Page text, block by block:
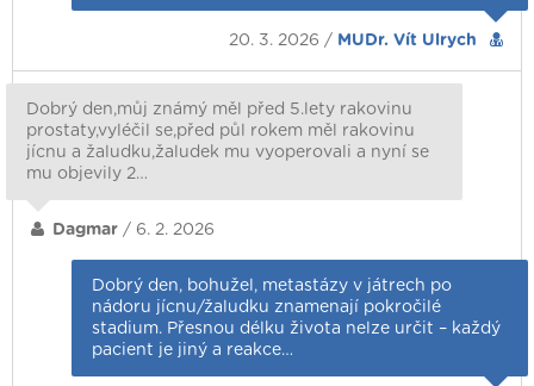
20. 3. 2026 / MUDr. Vít Ulrych
Dobrý den,můj známý měl před 5.lety rakovinu
prostaty,vyléčil se,před půl rokem měl rakovinu
jícnu a žaludku,žaludek mu vyoperovali a nyní se
mu objevily 2…
Dagmar / 6. 2. 2026
Dobrý den, bohužel, metastázy v játrech po
nádoru jícnu/žaludku znamenají pokročilé
stadium. Přesnou délku života nelze určit – každý
pacient je jiný a reakce…